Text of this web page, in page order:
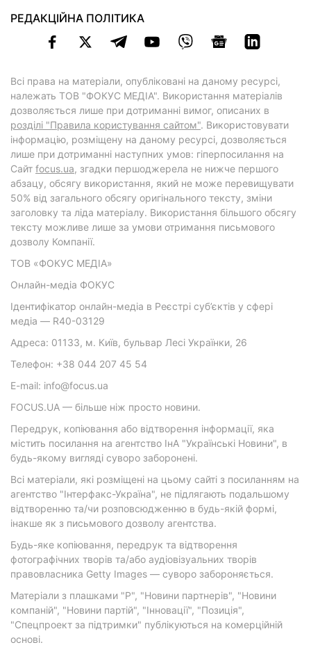
РЕДАКЦІЙНА ПОЛІТИКА
Всі права на матеріали, опубліковані на даному ресурсі,
належать ТОВ "ФОКУС МЕДІА". Використання матеріалів
дозволяється лише при дотриманні вимог, описаних в
розділі "Правила користування сайтом". Використовувати
інформацію, розміщену на даному ресурсі, дозволяється
лише при дотриманні наступних умов: гіперпосилання на
Cайт focus.ua, згадки першоджерела не нижче першого
абзацу, обсягу використання, який не може перевищувати
50% від загального обсягу оригінального тексту, зміни
заголовку та ліда матеріалу. Використання більшого обсягу
тексту можливе лише за умови отримання письмового
дозволу Компанії.
ТОВ «ФОКУС МЕДІА»
Онлайн-медіа ФОКУС
Ідентифікатор онлайн-медіа в Реєстрі суб’єктів у сфері
медіа — R40-03129
Адреса: 01133, м. Київ, бульвар Лесі Українки, 26
Телефон: +38 044 207 45 54
E-mail: info@focus.ua
FOCUS.UA — більше ніж просто новини.
Передрук, копіювання або відтворення інформації, яка
містить посилання на агентство ІнА "Українські Новини", в
будь-якому вигляді суворо заборонені.
Всі матеріали, які розміщені на цьому сайті з посиланням на
агентство "Інтерфакс-Україна", не підлягають подальшому
відтворенню та/чи розповсюдженню в будь-якій формі,
інакше як з письмового дозволу агентства.
Будь-яке копіювання, передрук та відтворення
фотографічних творів та/або аудіовізуальних творів
правовласника Getty Images — суворо забороняється.
Матеріали з плашками "Р", "Новини партнерів", "Новини
компаній", "Новини партій", "Інновації", "Позиція",
"Спецпроект за підтримки" публікуються на комерційній
основі.